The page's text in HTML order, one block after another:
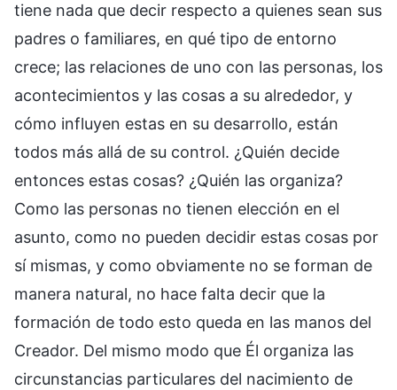
tiene nada que decir respecto a quienes sean sus
padres o familiares, en qué tipo de entorno
crece; las relaciones de uno con las personas, los
acontecimientos y las cosas a su alrededor, y
cómo influyen estas en su desarrollo, están
todos más allá de su control. ¿Quién decide
entonces estas cosas? ¿Quién las organiza?
Como las personas no tienen elección en el
asunto, como no pueden decidir estas cosas por
sí mismas, y como obviamente no se forman de
manera natural, no hace falta decir que la
formación de todo esto queda en las manos del
Creador. Del mismo modo que Él organiza las
circunstancias particulares del nacimiento de